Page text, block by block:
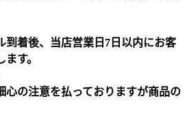
到着後、当店営業日7日以内にお客
す。
心の注意を払っておりますが商品の